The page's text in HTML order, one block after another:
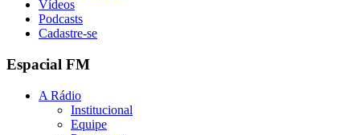
Vídeos
Podcasts
Cadastre-se
Espacial FM
A Rádio
Institucional
Equipe